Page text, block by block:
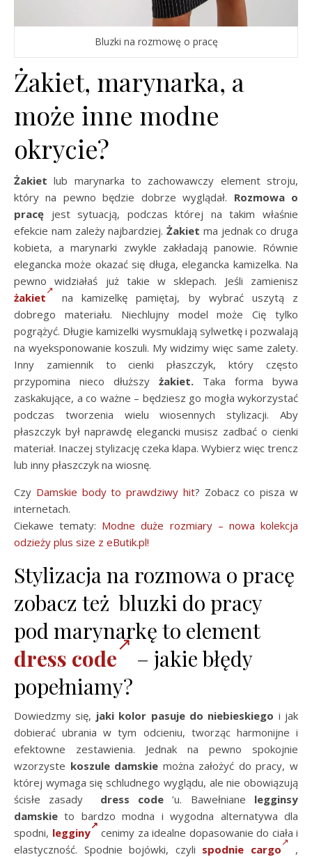
Bluzki na rozmowę o pracę
Żakiet, marynarka, a
może inne modne
okrycie?
Żakiet lub marynarka to zachowawczy element stroju,
który na pewno będzie dobrze wyglądał. Rozmowa o
pracę jest sytuacją, podczas której na takim właśnie
efekcie nam zależy najbardziej. Żakiet ma jednak co druga
kobieta, a marynarki zwykle zakładają panowie. Równie
elegancka może okazać się długa, elegancka kamizelka. Na
pewno widziałaś już takie w sklepach. Jeśli zamienisz
żakiet
na kamizelkę pamiętaj, by wybrać uszytą z
dobrego materiału. Niechlujny model może Cię tylko
pogrążyć. Długie kamizelki wysmuklają sylwetkę i pozwalają
na wyeksponowanie koszuli. My widzimy więc same zalety.
Inny zamiennik to cienki płaszczyk, który często
przypomina nieco dłuższy żakiet. Taka forma bywa
zaskakujące, a co ważne – będziesz go mogła wykorzystać
podczas tworzenia wielu wiosennych stylizacji. Aby
płaszczyk był naprawdę elegancki musisz zadbać o cienki
materiał. Inaczej stylizację czeka klapa. Wybierz więc trencz
lub inny płaszczyk na wiosnę.
Czy Damskie body to prawdziwy hit? Zobacz co pisza w
internetach.
Ciekawe tematy: Modne duże rozmiary – nowa kolekcja
odzieży plus size z eButik.pl!
Stylizacja na rozmowa o pracę
zobacz też bluzki do pracy
pod marynarkę to element
dress code
– jakie błędy
popełniamy?
Dowiedzmy się, jaki kolor pasuje do niebieskiego i jak
dobierać ubrania w tym odcieniu, tworząc harmonijne i
efektowne zestawienia. Jednak na pewno spokojnie
wzorzyste koszule damskie można założyć do pracy, w
której wymaga się schludnego wyglądu, ale nie obowiązują
ścisłe zasady
dress code ’u. Bawełniane legginsy
damskie to bardzo modna i wygodna alternatywa dla
spodni, legginy
cenimy za idealne dopasowanie do ciała i
elastyczność. Spodnie bojówki, czyli spodnie cargo
,